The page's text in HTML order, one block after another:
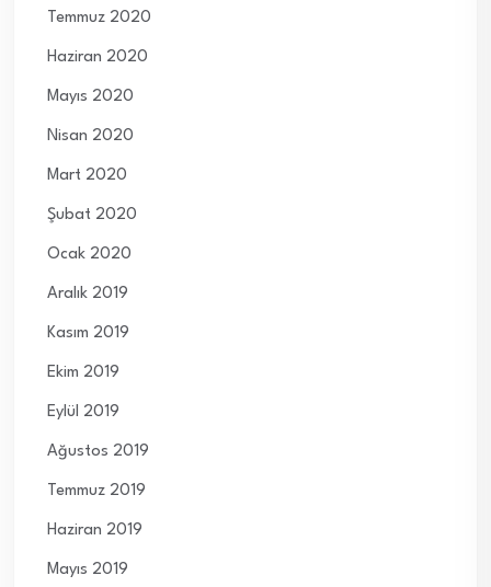
Temmuz 2020
Haziran 2020
Mayıs 2020
Nisan 2020
Mart 2020
Şubat 2020
Ocak 2020
Aralık 2019
Kasım 2019
Ekim 2019
Eylül 2019
Ağustos 2019
Temmuz 2019
Haziran 2019
Mayıs 2019